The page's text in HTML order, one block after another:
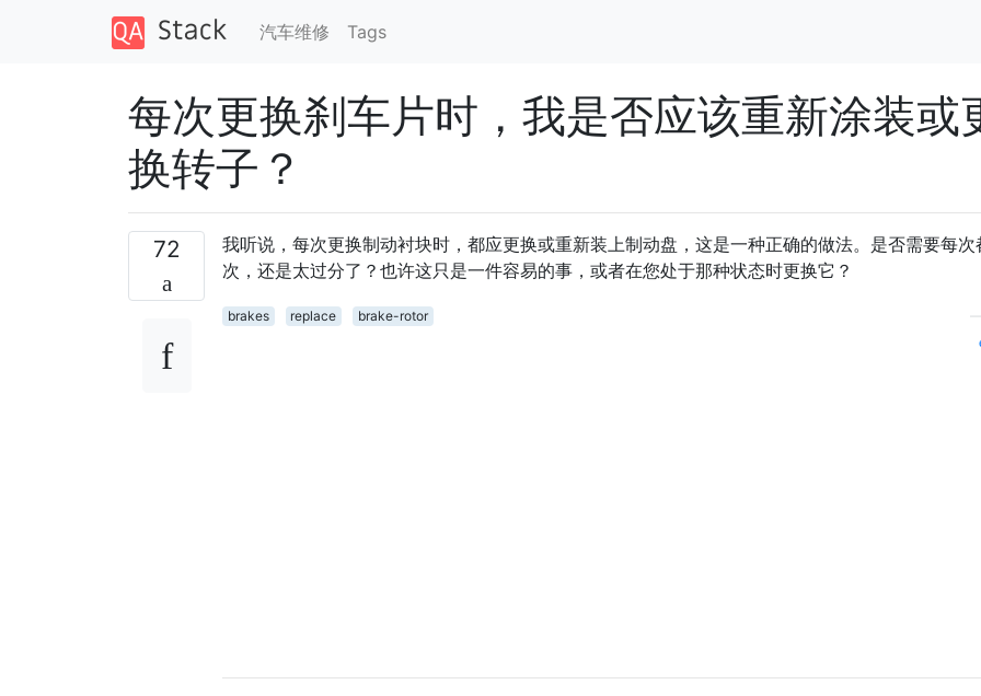
汽车维修 Tags
每次更换刹车片时，我是否应该重新涂装或
换转子？
72
我听说，每次更换制动衬块时，都应更换或重新装上制动盘，这是一种正确的做法。是否需要每次
次，还是太过分了？也许这只是一件容易的事，或者在您处于那种状态时更换它？
brakes replace brake-rotor